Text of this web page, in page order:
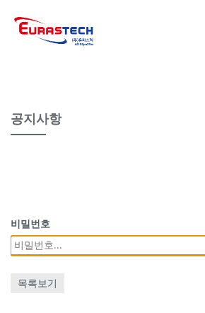
공지사항
비밀번호
목록보기